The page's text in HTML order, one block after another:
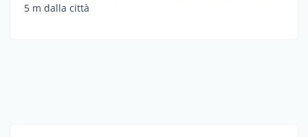
5 m dalla città